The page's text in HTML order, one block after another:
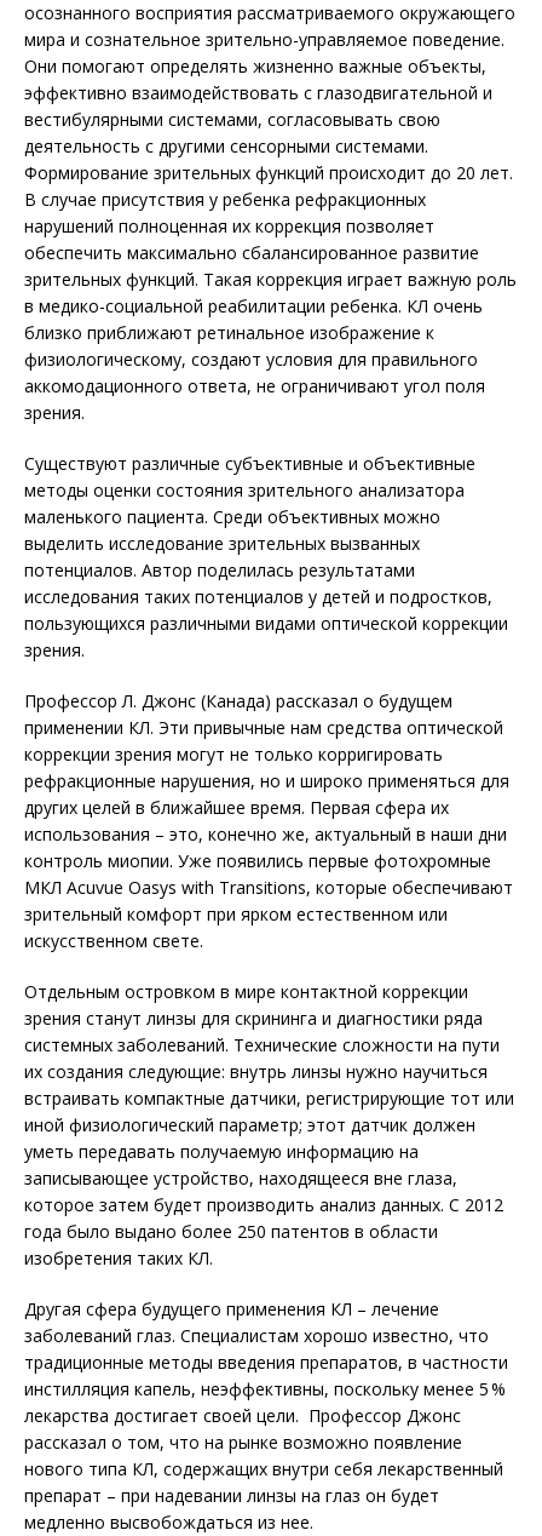
осознанного восприятия рассматриваемого окружающего
мира и сознательное зрительно-управляемое поведение.
Они помогают определять жизненно важные объекты,
эффективно взаимодействовать с глазодвигательной и
вестибулярными системами, согласовывать свою
деятельность с другими сенсорными системами.
Формирование зрительных функций происходит до 20 лет.
В случае присутствия у ребенка рефракционных
нарушений полноценная их коррекция позволяет
обеспечить максимально сбалансированное развитие
зрительных функций. Такая коррекция играет важную роль
в медико-социальной реабилитации ребенка. КЛ очень
близко приближают ретинальное изображение к
физиологическому, создают условия для правильного
аккомодационного ответа, не ограничивают угол поля
зрения.
Существуют различные субъективные и объективные
методы оценки состояния зрительного анализатора
маленького пациента. Среди объективных можно
выделить исследование зрительных вызванных
потенциалов. Автор поделилась результатами
исследования таких потенциалов у детей и подростков,
пользующихся различными видами оптической коррекции
зрения.
Профессор Л. Джонс (Канада) рассказал о будущем
применении КЛ. Эти привычные нам средства оптической
коррекции зрения могут не только корригировать
рефракционные нарушения, но и широко применяться для
других целей в ближайшее время. Первая сфера их
использования – это, конечно же, актуальный в наши дни
контроль миопии. Уже появились первые фотохромные
МКЛ Acuvue Oasys with Transitions, которые обеспечивают
зрительный комфорт при ярком естественном или
искусственном свете.
Отдельным островком в мире контактной коррекции
зрения станут линзы для скрининга и диагностики ряда
системных заболеваний. Технические сложности на пути
их создания следующие: внутрь линзы нужно научиться
встраивать компактные датчики, регистрирующие тот или
иной физиологический параметр; этот датчик должен
уметь передавать получаемую информацию на
записывающее устройство, находящееся вне глаза,
которое затем будет производить анализ данных. С 2012
года было выдано более 250 патентов в области
изобретения таких КЛ.
Другая сфера будущего применения КЛ – лечение
заболеваний глаз. Специалистам хорошо известно, что
традиционные методы введения препаратов, в частности
инстилляция капель, неэффективны, поскольку менее 5 %
лекарства достигает своей цели. Профессор Джонс
рассказал о том, что на рынке возможно появление
нового типа КЛ, содержащих внутри себя лекарственный
препарат – при надевании линзы на глаз он будет
медленно высвобождаться из нее.